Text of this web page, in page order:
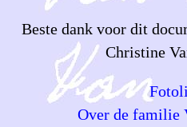
Beste dank voor dit
Christine
Over de familie